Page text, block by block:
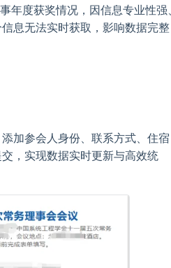
年度获奖情况，因信息专业性强
息无法实时获取，影响数据完整
加参会人身份、联系方式、住宿
，实现数据实时更新与高效统